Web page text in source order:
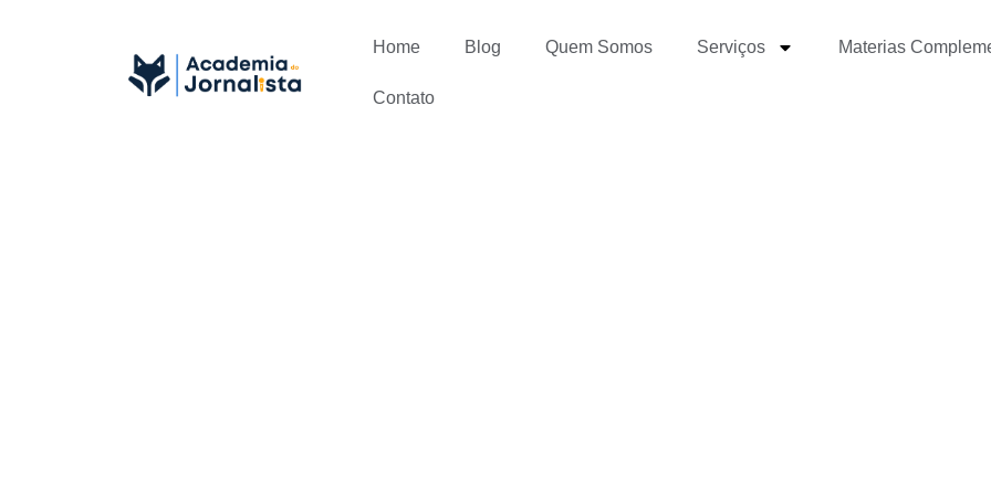
Home Blog Quem Somos Serviços Materias
Contato